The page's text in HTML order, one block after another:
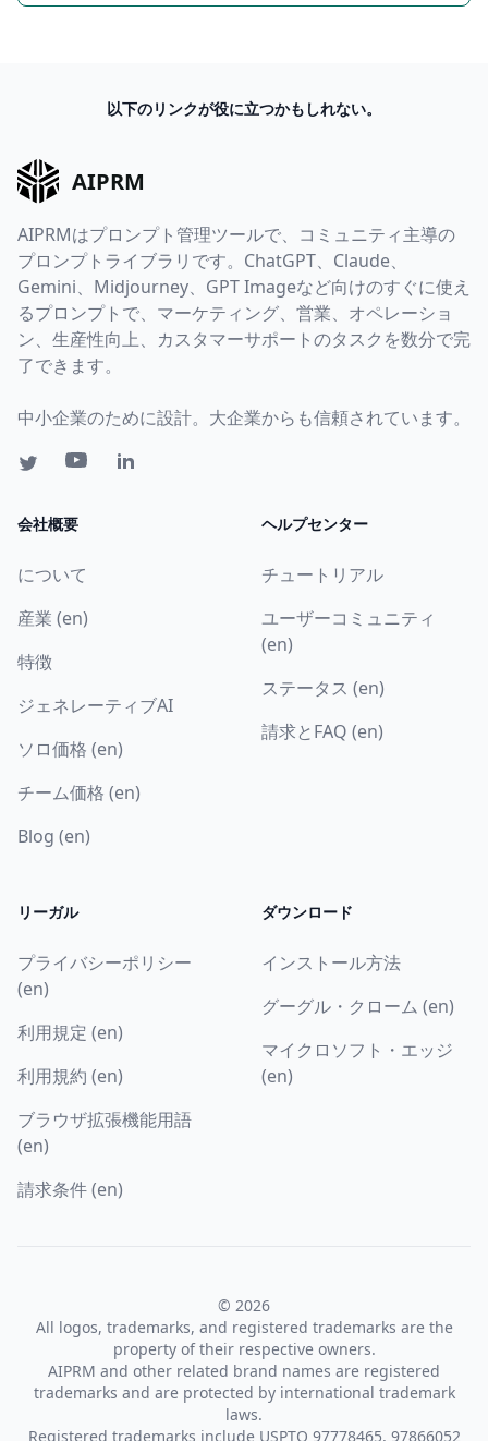
以下のリンクが役に立つかもしれない。
AIPRM
AIPRMはプロンプト管理ツールで、コミュニティ主導の
プロンプトライブラリです。ChatGPT、Claude、
Gemini、Midjourney、GPT Imageなど向けのすぐに使え
るプロンプトで、マーケティング、営業、オペレーショ
ン、生産性向上、カスタマーサポートのタスクを数分で完
了できます。
中小企業のために設計。大企業からも信頼されています。
会社概要
について
産業 (en)
特徴
ジェネレーティブAI
ソロ価格 (en)
チーム価格 (en)
Blog (en)
ヘルプセンター
チュートリアル
ユーザーコミュニティ
(en)
ステータス (en)
請求とFAQ (en)
リーガル
プライバシーポリシー
(en)
利用規定 (en)
利用規約 (en)
ブラウザ拡張機能用語
(en)
請求条件 (en)
ダウンロード
インストール方法
グーグル・クローム (en)
マイクロソフト・エッジ
(en)
© 2026
All logos, trademarks, and registered trademarks are the
property of their respective owners.
AIPRM and other related brand names are registered
trademarks and are protected by international trademark
laws.
Registered trademarks include USPTO 97778465, 97866052